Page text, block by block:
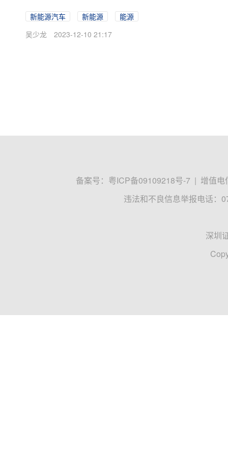
新能源汽车 新能源
能源
吴少龙
2023-12-10 21:17
备案号： 粤ICP备09109218号-7 | 增值电
违法和不良信息举报电话：
深圳